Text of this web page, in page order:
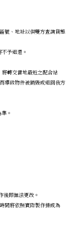
號、地址以供雙方查詢貨態
予退還。
轉交當地最近之配合站
導致物件被銷毀或退回我方
。
後即無法更改。
間將依照實際製作排成為